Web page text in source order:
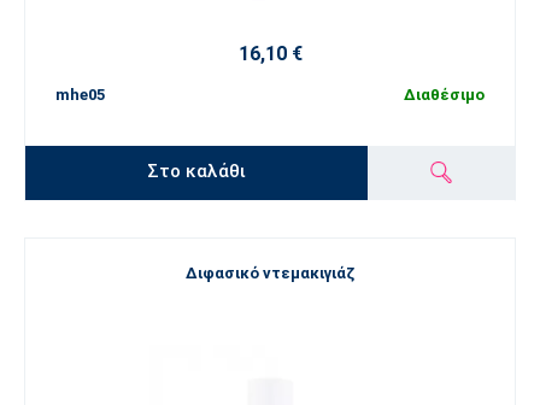
16,10 €
mhe05 Διαθέσιμο
Στο καλάθι
Διφασικό ντεμακιγιάζ